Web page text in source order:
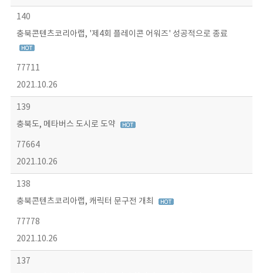
140
충북콘텐츠코리아랩, '제4회 플레이콘 어워즈' 성공적으로 종료
77711
2021.10.26
139
충북도, 메타버스 도시로 도약
77664
2021.10.26
138
충북콘텐츠코리아랩, 캐릭터 문구전 개최
77778
2021.10.26
137